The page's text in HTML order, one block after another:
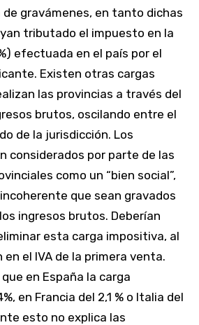
gravámenes, en tanto dichas
tributado el impuesto en la
efectuada en el país por el
Existen otras cargas
las provincias a través del
brutos, oscilando entre el
de la jurisdicción. Los
considerados por parte de las
como un “bien social”,
que sean gravados
ingresos brutos. Deberían
esta carga impositiva, al
en el IVA de la primera venta.
en España la carga
en Francia del 2,1 % o Italia del
esto no explica las